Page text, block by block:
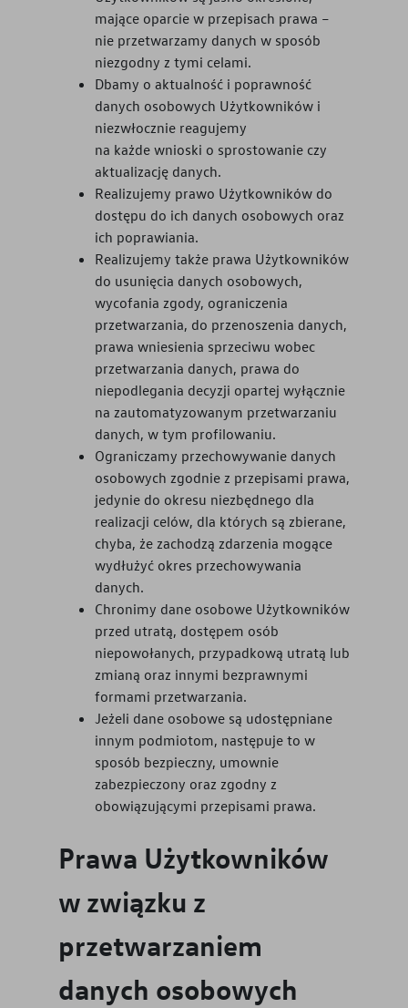
mające oparcie w przepisach prawa –
nie przetwarzamy danych w sposób
niezgodny z tymi celami.
Dbamy o aktualność i poprawność
danych osobowych Użytkowników i
niezwłocznie reagujemy
na każde wnioski o sprostowanie czy
aktualizację danych.
Realizujemy prawo Użytkowników do
dostępu do ich danych osobowych oraz
ich poprawiania.
Realizujemy także prawa Użytkowników
do usunięcia danych osobowych,
wycofania zgody, ograniczenia
przetwarzania, do przenoszenia danych,
prawa wniesienia sprzeciwu wobec
przetwarzania danych, prawa do
niepodlegania decyzji opartej wyłącznie
na zautomatyzowanym przetwarzaniu
danych, w tym profilowaniu.
Ograniczamy przechowywanie danych
osobowych zgodnie z przepisami prawa,
jedynie do okresu niezbędnego dla
realizacji celów, dla których są zbierane,
chyba, że zachodzą zdarzenia mogące
wydłużyć okres przechowywania
danych.
Chronimy dane osobowe Użytkowników
przed utratą, dostępem osób
niepowołanych, przypadkową utratą lub
zmianą oraz innymi bezprawnymi
formami przetwarzania.
Jeżeli dane osobowe są udostępniane
innym podmiotom, następuje to w
sposób bezpieczny, umownie
zabezpieczony oraz zgodny z
obowiązującymi przepisami prawa.
Prawa Użytkowników
w związku z
przetwarzaniem
danych osobowych